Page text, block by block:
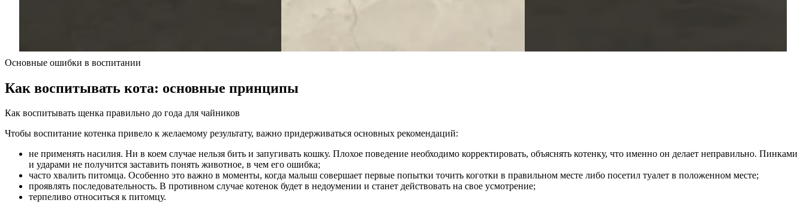
Основные ошибки в воспитании
Как воспитывать кота: основные принципы
Как воспитывать щенка правильно до года для чайников
Чтобы воспитание котенка привело к желаемому результату, важно придерживаться основных рекомендаций:
не применять насилия. Ни в коем случае нельзя бить и запугивать кошку. Плохое поведение необходимо корректировать, объяснять котенку, что именно он делает неправильно. Пинками
и ударами не получится заставить понять животное, в чем его ошибка;
часто хвалить питомца. Особенно это важно в моменты, когда малыш совершает первые попытки точить коготки в правильном месте либо посетил туалет в положенном месте;
проявлять последовательность. В противном случае котенок будет в недоумении и станет действовать на свое усмотрение;
терпеливо относиться к питомцу.